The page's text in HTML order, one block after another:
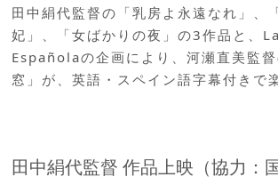
田中絹代監督の「乳房よ永遠なれ」、
妃」、「女ばかりの夜」の3作品と、
Españolaの企画により、河瀬直美監
窓」が、英語・スペイン語字幕付きで
田中絹代監督 作品上映（協力：